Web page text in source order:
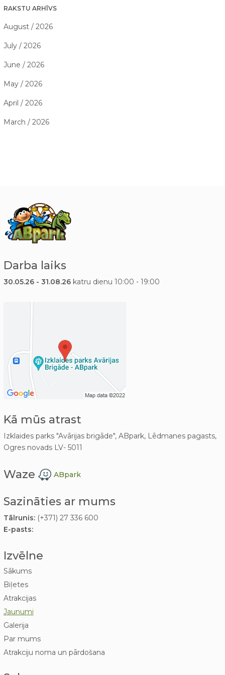
RAKSTU ARHĪVS
August / 2026
July / 2026
June / 2026
May / 2026
April / 2026
March / 2026
Darba laiks
30.05.26 - 31.08.26 katru dienu 10:00 - 19:00
Kā mūs atrast
Izklaides parks "Avārijas brigāde", ABpark, Lēdmanes pagasts,
Ogres novads LV- 5011
Waze ABpark
Sazināties ar mums
Tālrunis:(+371) 27 336 600
E-pasts:
Izvēlne
Sākums
Biļetes
Atrakcijas
Jaunumi
Galerija
Par mums
Atrakciju noma un pārdošana